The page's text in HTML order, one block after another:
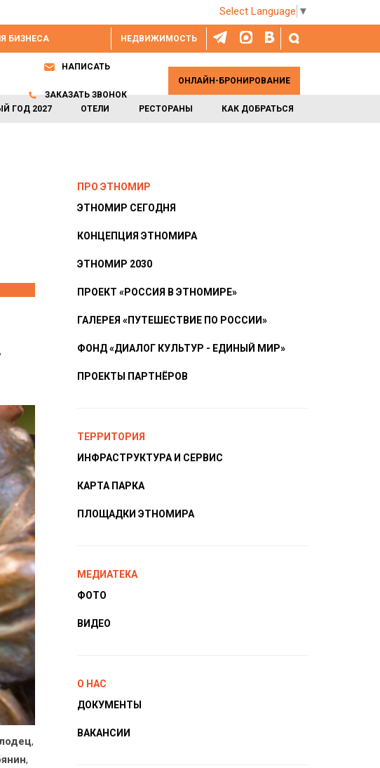
Select Language ▼
НЕДВИЖИМОСТЬ
БИЗНЕСА
ГОД 2027 ОТЕЛИ РЕСТОРАНЫ КАК ДОБРАТЬСЯ
НАПИСАТЬ
ЗАКАЗАТЬ ЗВОНОК
ОНЛАЙН-БРОНИРОВАНИЕ
,
,
ПРО ЭТНОМИР
ЭТНОМИР СЕГОДНЯ
КОНЦЕПЦИЯ ЭТНОМИРА
ЭТНОМИР 2030
ПРОЕКТ «РОССИЯ В ЭТНОМИРЕ»
ГАЛЕРЕЯ «ПУТЕШЕСТВИЕ ПО РОССИИ»
ФОНД «ДИАЛОГ КУЛЬТУР - ЕДИНЫЙ МИР»
ПРОЕКТЫ ПАРТНЁРОВ
ТЕРРИТОРИЯ
ИНФРАСТРУКТУРА И СЕРВИС
КАРТА ПАРКА
ПЛОЩАДКИ ЭТНОМИРА
МЕДИАТЕКА
ФОТО
ВИДЕО
О НАС
ДОКУМЕНТЫ
ВАКАНСИИ